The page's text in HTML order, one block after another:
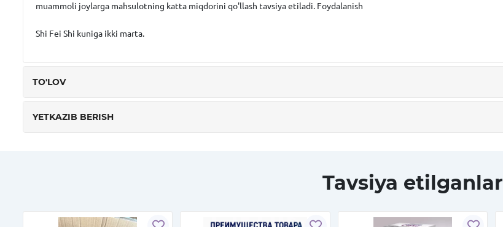
muammoli joylarga mahsulotning katta miqdorini qo'llash tavsiya etiladi. Foydalanish
Shi Fei Shi kuniga ikki marta.
TO'LOV
YETKAZIB BERISH
Tavsiya etilganlar